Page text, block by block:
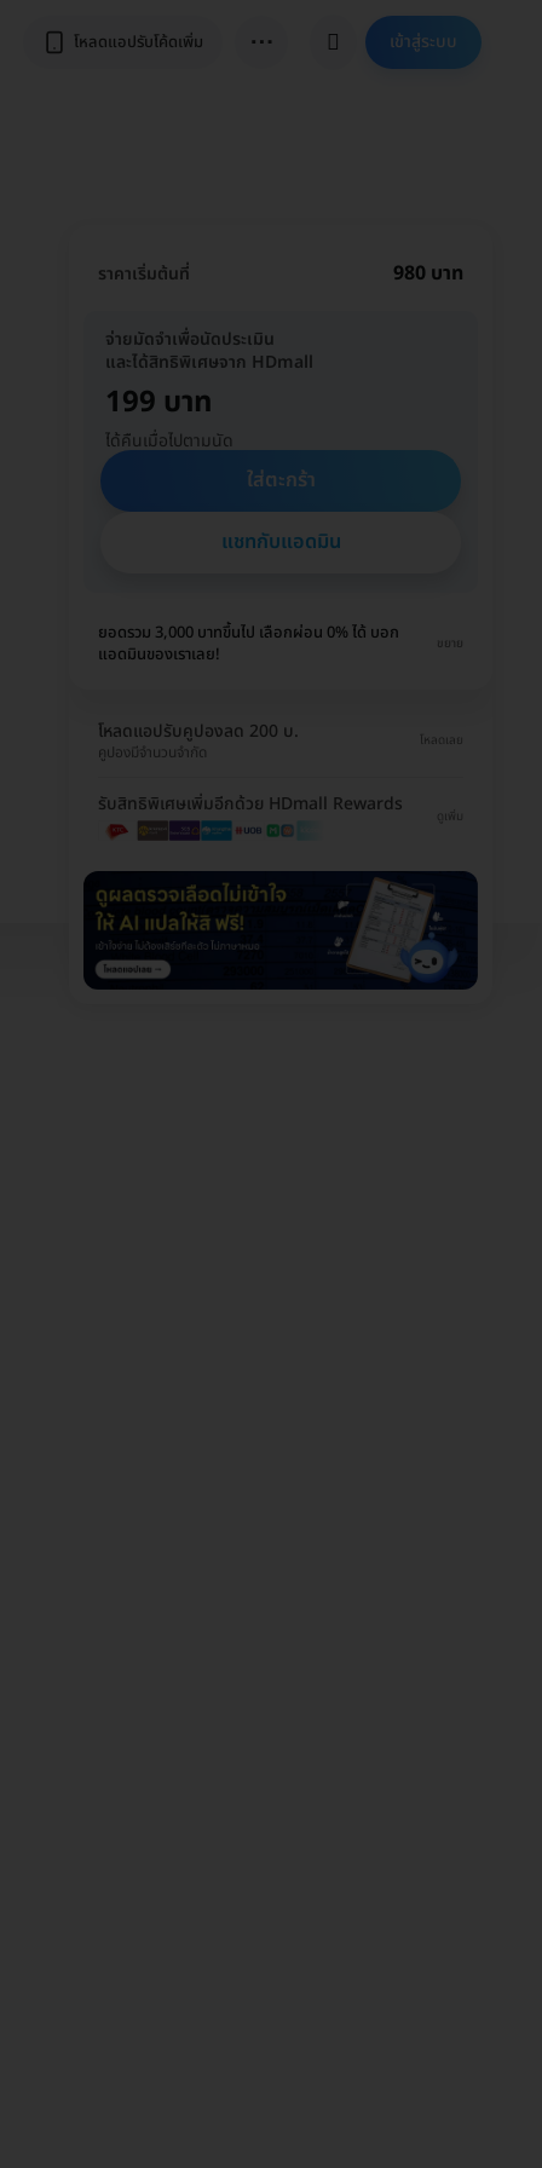
โหลดแอปรับโค้ดเพิ่ม ⋯ เข้าสู่ระบบ
ราคาเริ่มต้นที่ 980 บาท
จ่ายมัดจำเพื่อนัดประเมิน
และได้สิทธิพิเศษจาก HDmall
199 บาท
ได้คืนเมื่อไปตามนัด
ใส่ตะกร้า
แชทกับแอดมิน
ยอดรวม 3,000 บาทขึ้นไป เลือกผ่อน 0% ได้ บอก
แอดมินของเราเลย!
ขยาย
โหลดแอปรับคูปองลด 200 บ.
คูปองมีจำนวนจำกัด
โหลดเลย
รับสิทธิพิเศษเพิ่มอีกด้วย HDmall Rewards
ดูเพิ่ม